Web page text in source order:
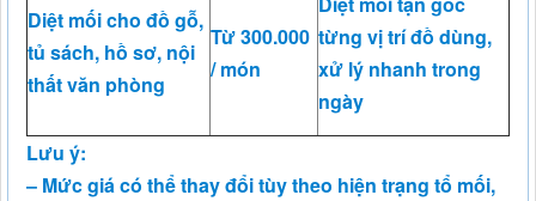
Diệt mối cho đồ gỗ,
tủ sách, hồ sơ, nội
thất văn phòng
Từ 300.000
/ món
từng vị trí đồ dùng,
xử lý nhanh trong
ngày
Lưu ý:
– Mức giá có thể thay đổi tùy theo hiện trạng tổ mối,